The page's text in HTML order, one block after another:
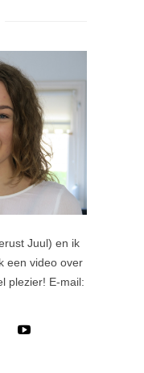
Juul) en ik
een video over
plezier! E-mail: